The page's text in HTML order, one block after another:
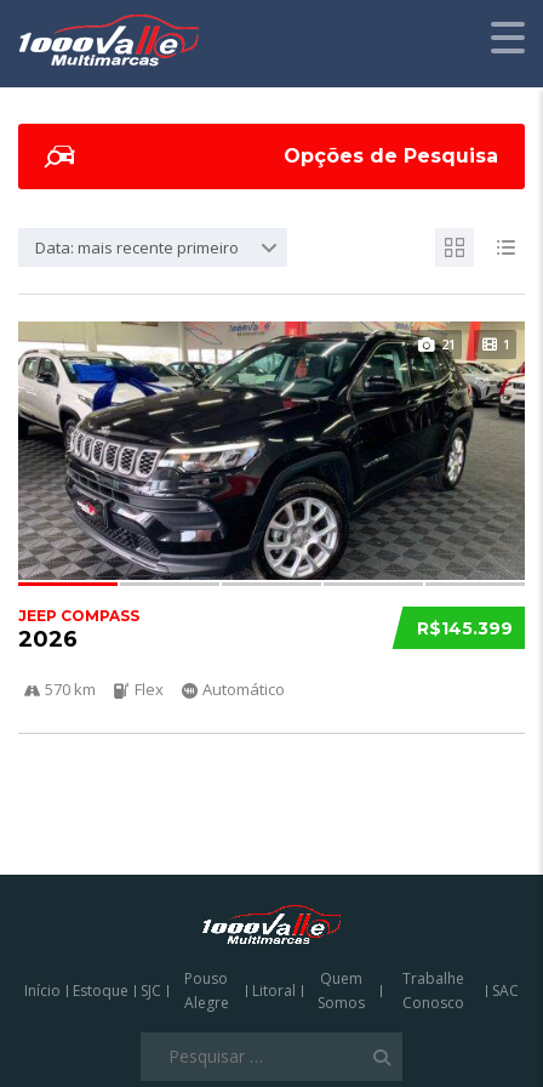
Opções de Pesquisa
Data: mais recente primeiro
21 1
R$145.399
JEEP COMPASS
2026
570 km Flex Automático
Início Estoque SJC
Pouso
Alegre
Litoral
Quem
Somos
Trabalhe
Conosco
SAC